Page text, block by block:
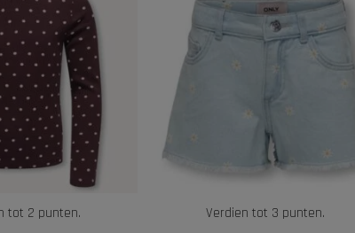
tot 2 punten. Verdien tot 3 punten.